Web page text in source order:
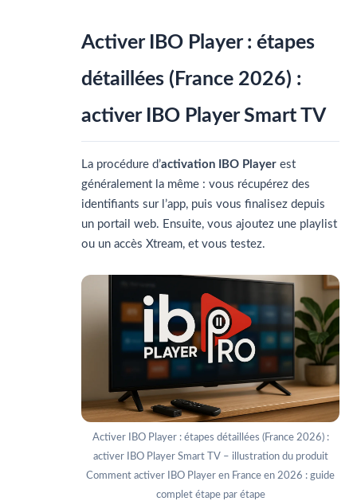
Activer IBO Player : étapes
détaillées (France 2026) :
activer IBO Player Smart TV
La procédure d’activation IBO Player est
généralement la même : vous récupérez des
identifiants sur l’app, puis vous finalisez depuis
un portail web. Ensuite, vous ajoutez une playlist
ou un accès Xtream, et vous testez.
Activer IBO Player : étapes détaillées (France 2026) :
activer IBO Player Smart TV – illustration du produit
Comment activer IBO Player en France en 2026 : guide
complet étape par étape